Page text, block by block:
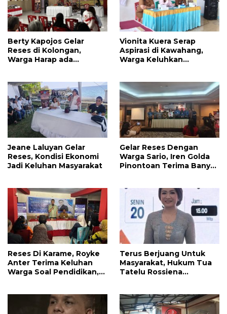
Berty Kapojos Gelar
Reses di Kolongan,
Warga Harap ada
Vionita Kuera Serap
Aspirasi di Kawahang,
Warga Keluhkan
Jeane Laluyan Gelar
Reses, Kondisi Ekonomi
Jadi Keluhan Masyarakat
Gelar Reses Dengan
Warga Sario, Iren Golda
Pinontoan Terima Banyak
Reses Di Karame, Royke
Anter Terima Keluhan
Warga Soal Pendidikan,
Terus Berjuang Untuk
Masyarakat, Hukum Tua
Tatelu Rossiena
Anggota DPRD Henry
Walukow